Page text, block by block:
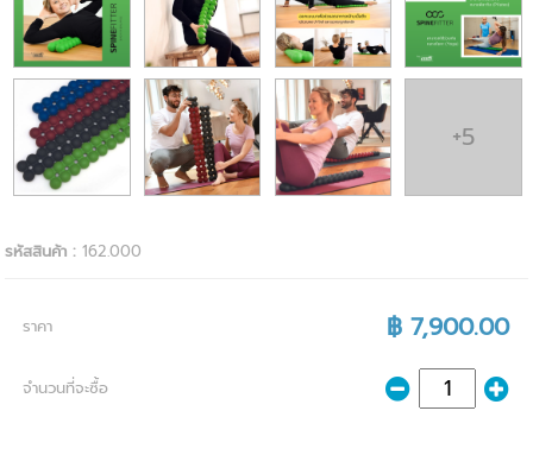
+5
รหัสสินค้า :162.000
ราคา ฿ 7,900.00
จำนวนที่จะซื้อ